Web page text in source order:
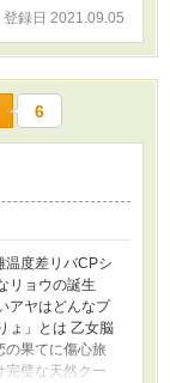
ガネのリゾート
不精・恋愛不
チ。
登録日 2021.09.05
6
温度差リバCPシ
リョウの誕生
アヤはどんなプ
ょ」とは 乙女脳
の果てに傷心旅
完璧な天然クー